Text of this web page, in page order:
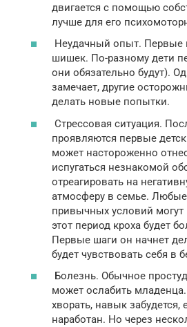
двигается с помощью
лучше для его
Неудачный опыт. Первые
шишек. По-разному дети
они обязательно будут).
замечает, другие
делать новые попытки.
Стрессовая ситуация.
проявляются первые
может настороженно
испугаться незнакомой
отреагировать на
атмосферу в семье.
привычных условий могут
этот период кроха будет
Первые шаги он начнет
будет чувствовать себя в
Болезнь. Обычное
может ослабить
хворать, навык забудется,
наработан. Но через